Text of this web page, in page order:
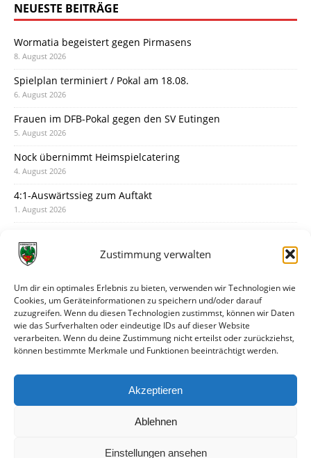
Zustimmung verwalten
Um dir ein optimales Erlebnis zu bieten, verwenden wir Technologien wie
Cookies, um Geräteinformationen zu speichern und/oder darauf
zuzugreifen. Wenn du diesen Technologien zustimmst, können wir Daten
wie das Surfverhalten oder eindeutige IDs auf dieser Website
verarbeiten. Wenn du deine Zustimmung nicht erteilst oder zurückziehst,
können bestimmte Merkmale und Funktionen beeinträchtigt werden.
Akzeptieren
Ablehnen
Einstellungen ansehen
NEUESTE BEITRÄGE
Wormatia begeistert gegen Pirmasens
8. August 2026
Spielplan terminiert / Pokal am 18.08.
6. August 2026
Frauen im DFB-Pokal gegen den SV Eutingen
5. August 2026
Nock übernimmt Heimspielcatering
4. August 2026
4:1-Auswärtssieg zum Auftakt
1. August 2026
31. Juli 2026
30. Juli 2026
Deine Spielminute: 89+1
28. Juli 2026
Neuer Rückensponsor
Neue Podcast-Folge: So tickt Björn!
27. Juli 2026